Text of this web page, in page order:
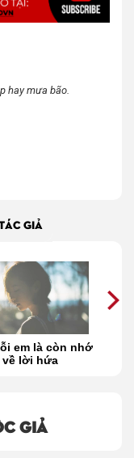
hay mưa bão.
GIẢ
em là còn nhớ
về lời hứa
giả